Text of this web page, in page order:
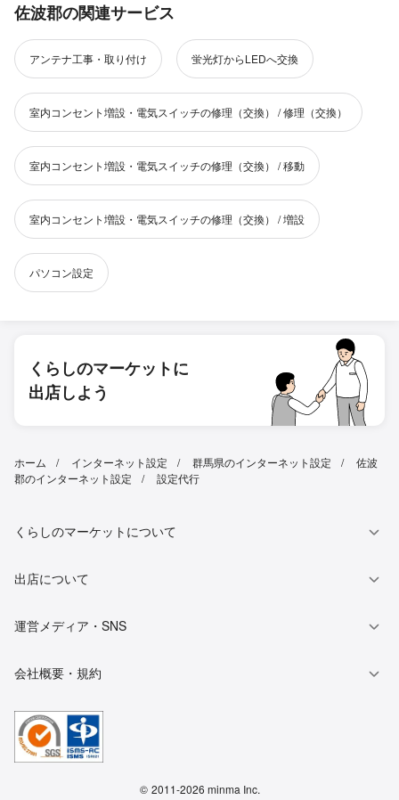
佐波郡の関連サービス
アンテナ工事・取り付け 蛍光灯からLEDへ交換
室内コンセント増設・電気スイッチの修理（交換） / 修理（交換）
室内コンセント増設・電気スイッチの修理（交換） / 移動
室内コンセント増設・電気スイッチの修理（交換） / 増設
パソコン設定
くらしのマーケットに
出店しよう
ホーム インターネット設定 群馬県のインターネット設定
佐波
郡のインターネット設定
設定代行
くらしのマーケットについて
出店について
運営メディア・SNS
会社概要・規約
© 2011-2026 minma Inc.